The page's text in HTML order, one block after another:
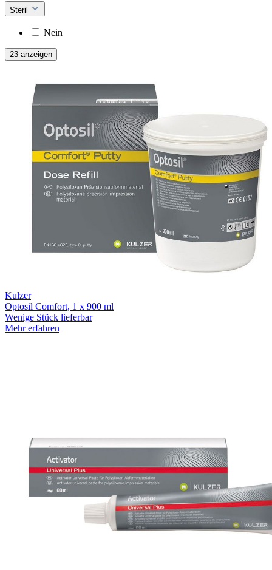
Steril
Nein
23 anzeigen
Kulzer
Optosil Comfort, 1 x 900 ml
Wenige Stück lieferbar
Mehr erfahren